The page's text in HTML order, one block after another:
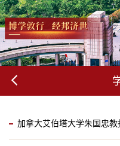
加拿大艾伯塔大学朱国忠